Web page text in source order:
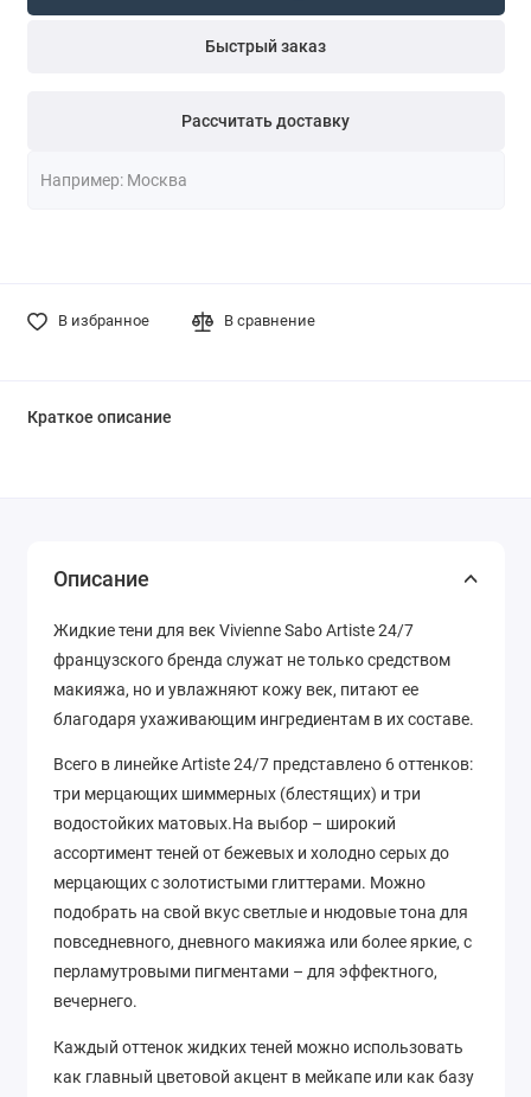
Быстрый заказ
Рассчитать доставку
В избранное В сравнение
Краткое описание
Описание
Жидкие тени для век Vivienne Sabo Artiste 24/7
французского бренда служат не только средством
макияжа, но и увлажняют кожу век, питают ее
благодаря ухаживающим ингредиентам в их составе.
Всего в линейке Artiste 24/7 представлено 6 оттенков:
три мерцающих шиммерных (блестящих) и три
водостойких матовых.На выбор – широкий
ассортимент теней от бежевых и холодно серых до
мерцающих с золотистыми глиттерами. Можно
подобрать на свой вкус светлые и нюдовые тона для
повседневного, дневного макияжа или более яркие, с
перламутровыми пигментами – для эффектного,
вечернего.
Каждый оттенок жидких теней можно использовать
как главный цветовой акцент в мейкапе или как базу